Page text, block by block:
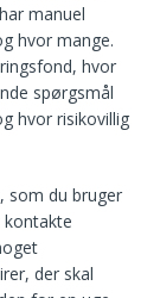
manuel
hvor mange.
hvor
spørgsmål
hvor risikovillig
som du bruger
der skal